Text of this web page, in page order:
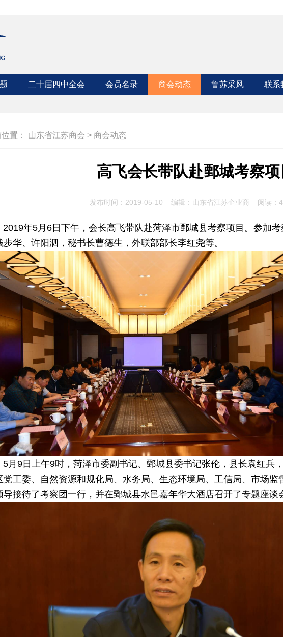
二十届四中全会 会员名录 商会动态 鲁苏采风 联系
置： 山东省江苏商会 >商会动态
高飞会长带队赴鄄城考察项
发布时间：2019-05-10 编辑：山东省江苏企业商 阅读：
年5月6日下午，会长高飞带队赴菏泽市鄄城县考察项目。参加考
步华、许阳泗，秘书长曹德生，外联部部长李红尧等。
日上午9时，菏泽市委副书记、鄄城县委书记张伦，县长袁红兵
党工委、自然资源和规化局、水务局、生态环境局、工信局、市场监
导接待了考察团一行，并在鄄城县水邑嘉年华大酒店召开了专题座谈